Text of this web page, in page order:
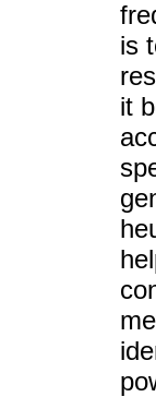
is
it